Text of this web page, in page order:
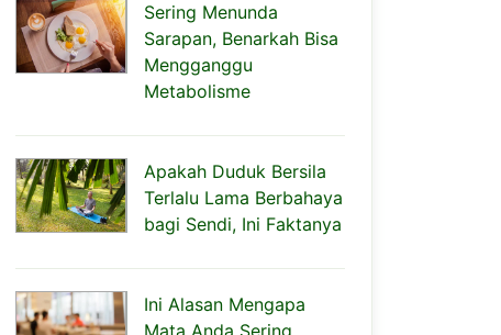
Sering Menunda
Sarapan, Benarkah Bisa
Mengganggu
Metabolisme
Apakah Duduk Bersila
Terlalu Lama Berbahaya
bagi Sendi, Ini Faktanya
Ini Alasan Mengapa
Mata Anda Sering